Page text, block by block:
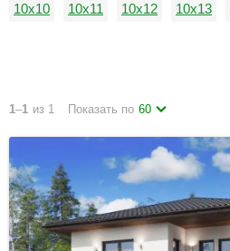
10х10 10х11 10х12 10х13
1–1 из 1 Показать по 60